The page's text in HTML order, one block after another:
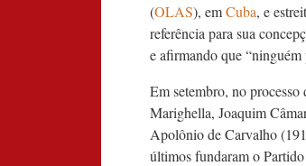
(OLAS), emCuba, e
referência para sua
e afirmando que
Em setembro, no
Marighella, Joaquim
Apolônio de Carvalho
últimos fundaram o